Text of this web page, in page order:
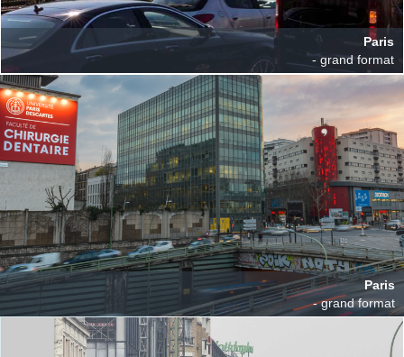
Paris
- grand format
Paris
- grand format